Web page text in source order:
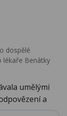
dospělé
lékaře Benátky
umělými
a